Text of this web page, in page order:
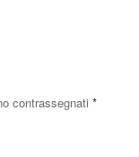
contrassegnati *